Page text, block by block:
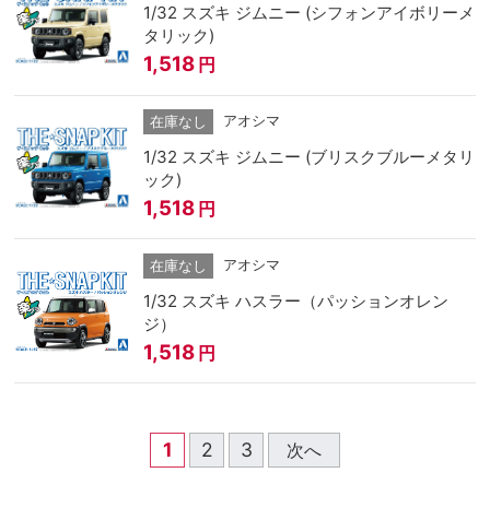
1/32 スズキ ジムニー (シフォンアイボリーメ
タリック)
1,518 円
在庫なし アオシマ
1/32 スズキ ジムニー (ブリスクブルーメタリ
ック)
1,518 円
在庫なし アオシマ
1/32 スズキ ハスラー（パッションオレン
ジ）
1,518 円
1 2 3 次へ